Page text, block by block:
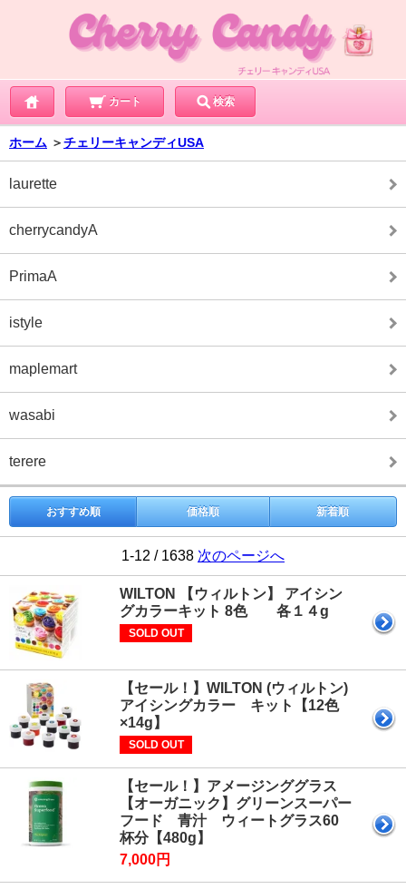
カート 検索
ホーム ＞チェリーキャンディUSA
laurette
cherrycandyA
PrimaA
istyle
maplemart
wasabi
terere
おすすめ順 価格順 新着順
1-12 / 1638 次のページへ
WILTON 【ウィルトン】 アイシン
グカラーキット 8色 各１４g
SOLD OUT
【セール！】WILTON (ウィルトン)
アイシングカラー キット【12色
×14g】
SOLD OUT
【セール！】アメージンググラス
【オーガニック】グリーンスーパー
フード 青汁 ウィートグラス60
杯分【480g】
7,000円